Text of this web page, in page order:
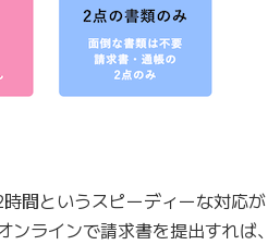
間というスピーディーな対応が
ラインで請求書を提出すれば、